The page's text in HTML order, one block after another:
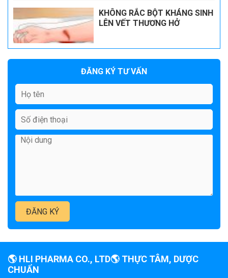
KHÔNG RẮC BỘT KHÁNG SINH
LÊN VẾT THƯƠNG HỞ
ĐĂNG KÝ TƯ VẤN
🌎 HLI PHARMA CO., LTD🌎 THỰC TÂM, DƯỢC
CHUẨN